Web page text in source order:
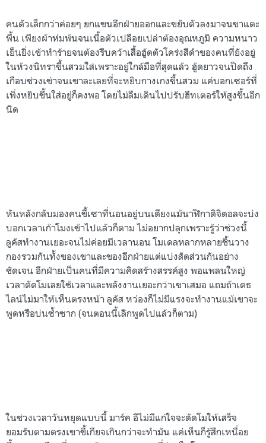
คนตัวเล็กกว่าค่อยๆ ยกแขนอีกฝ่ายออกและขยับตัวลงมาจนขาแตะ
พื้น เพียงผ้าห่มพ้นจนเนื้อตัวเปลือยเปล่าต้องอุณหภูมิ ความหนาว
เย็นยิ่งเข้าทำร้ายจนต้องรีบคว้าเสื้อฮู้ดตัวโคร่งสีดำของคนที่ยังอยู่
ในห้วงนิทราขึ้นสวมใส่เพราะอยู่ใกล้มือที่สุดแล้ว ฮู้ดยาวจนปิดถึง
เกือบช่วงเข่าจนเขาละเลยที่จะหยิบกางเกงขึ้นสวม แค่บอกเซอร์ที่
เพิ่งหยิบขึ้นใส่อยู่ก็คงพอ โดยไม่ลืมเดินไปปรับฮีทเตอร์ให้สูงขึ้นอีก
นิด
หันหลังกลับมองคนขี้เซาที่นอนอยู่บนเตียงแม้นาฬิกาดิจิตอลจะบ่ง
บอกเวลาเก้าโมงเข้าไปแล้วก็ตาม ไม่อยากปลุกเพราะรู้ว่าช่วงนี้
ลูคัสทำงานเยอะจนไม่ค่อยมีเวลานอน โมเดลหลากหลายชิ้นวาง
กองรวมกันทั้งของเขาและของอีกฝ่ายแต่แบ่งสัดส่วนกันอย่าง
ชัดเจน อีกฝ่ายเป็นคนที่มีความคิดสร้างสรรค์สูง พอแพลนใหญ่
เวลาตัดโมเลยใช้เวลาและพลังงานเยอะกว่าเขาเสมอ แถมถ้าเดธ
ไลน์ไม่มาให้เห็นตรงหน้า ลูคัส หว่องก็ไม่มีแรงจะทำงานแม้เขาจะ
พูดหรือบ่นซ้ำซาก (จนตอนนี้เลิกพูดไปแล้วก็ตาม)
ในช่วงเวลาวันหยุดแบบนี้ มาร์ค อีไม่มีแก่ใจจะตัดโมให้เสร็จ
ยอมรับตามตรงเขาขี้เกียจเกินกว่าจะทำมัน แค่เห็นก็รู้สึกเหนื่อย